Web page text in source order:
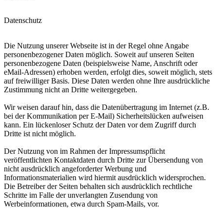
Datenschutz
Die Nutzung unserer Webseite ist in der Regel ohne Angabe
personenbezogener Daten möglich. Soweit auf unseren Seiten
personenbezogene Daten (beispielsweise Name, Anschrift oder
eMail-Adressen) erhoben werden, erfolgt dies, soweit möglich, stets
auf freiwilliger Basis. Diese Daten werden ohne Ihre ausdrückliche
Zustimmung nicht an Dritte weitergegeben.
Wir weisen darauf hin, dass die Datenübertragung im Internet (z.B.
bei der Kommunikation per E-Mail) Sicherheitslücken aufweisen
kann. Ein lückenloser Schutz der Daten vor dem Zugriff durch
Dritte ist nicht möglich.
Der Nutzung von im Rahmen der Impressumspflicht
veröffentlichten Kontaktdaten durch Dritte zur Übersendung von
nicht ausdrücklich angeforderter Werbung und
Informationsmaterialien wird hiermit ausdrücklich widersprochen.
Die Betreiber der Seiten behalten sich ausdrücklich rechtliche
Schritte im Falle der unverlangten Zusendung von
Werbeinformationen, etwa durch Spam-Mails, vor.